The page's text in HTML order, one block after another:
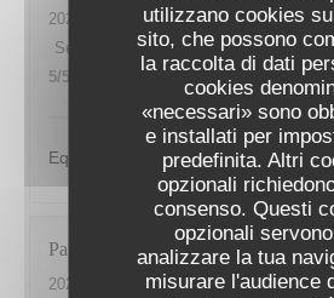
utilizzano cookies
sito, che possono
la raccolta di dati
cookies
«necessari» sono
e installati per
predefinita. Altri
opzionali
consenso. Questi
opzionali
analizzare la tua
misurare l'audience
2026-07-30
- 12:30 - Ospiti 3
Servizio
/5 Atmosfera: 5/5 Cucina:
5/5
Equipe au petits soins, cuisine
Patrick
2026-07-26
- 19:00 - Ospiti 4